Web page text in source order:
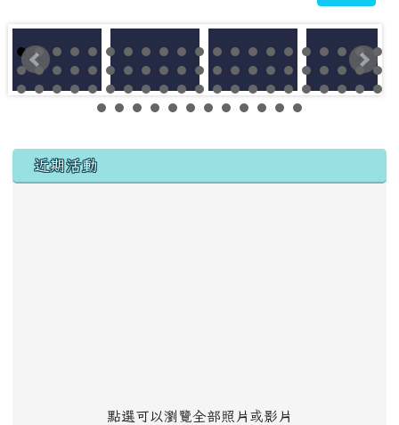
左邊區域內容
近期活動
點選可以瀏覽全部照片或影片